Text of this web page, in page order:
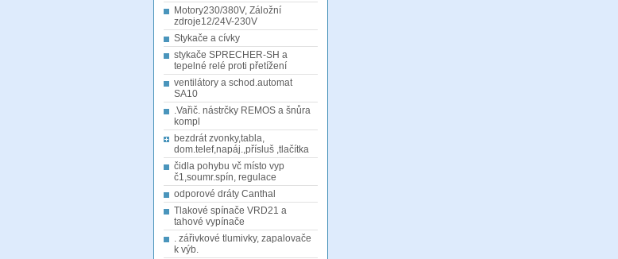
Motory230/380V, Záložní
zdroje12/24V-230V
Stykače a cívky
stykače SPRECHER-SH a
tepelné relé proti přetížení
ventilátory a schod.automat
SA10
.Vařič. nástrčky REMOS a šnůra
kompl
bezdrát zvonky,tabla,
dom.telef,napáj.,přísluš ,tlačítka
čidla pohybu vč místo vyp
č1,soumr.spín, regulace
odporové dráty Canthal
Tlakové spínače VRD21 a
tahové vypínače
. zářivkové tlumivky, zapalovače
k výb.